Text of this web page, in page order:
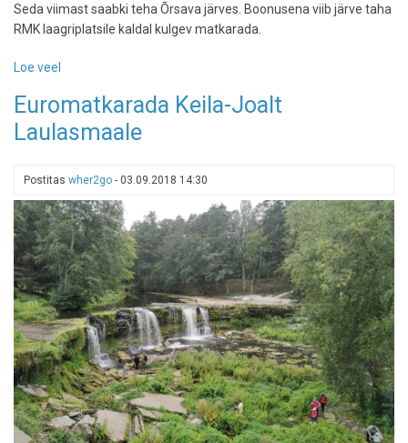
Seda viimast saabki teha Õrsava järves. Boonusena viib järve taha
RMK laagriplatsile kaldal kulgev matkarada.
Loe veel
matkarada
-
muuseumi
Euromatkarada Keila-Joalt
Laulasmaale
Postitas wher2go - 03.09.2018 14:30